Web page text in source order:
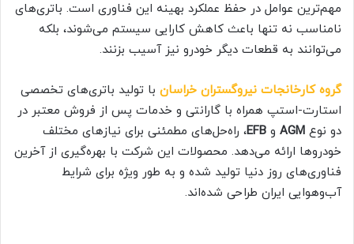
مهم‌ترین عوامل در حفظ عملکرد بهینه این فناوری است. باتری‌های
نامناسب نه تنها باعث کاهش کارایی سیستم می‌شوند، بلکه
می‌توانند به قطعات دیگر خودرو نیز آسیب بزنند.
گروه کارخانجات نیروگستران خراسان با تولید باتری‌های تخصصی
استارت-استپ همراه با گارانتی و خدمات پس از فروش معتبر در
دو نوع AGM و EFB، راه‌حل‌های مطمئنی برای نیازهای مختلف
خودروها ارائه می‌دهد. محصولات این شرکت با بهره‌گیری از آخرین
فناوری‌های روز دنیا تولید شده و به طور ویژه برای شرایط
آب‌وهوایی ایران طراحی شده‌اند.